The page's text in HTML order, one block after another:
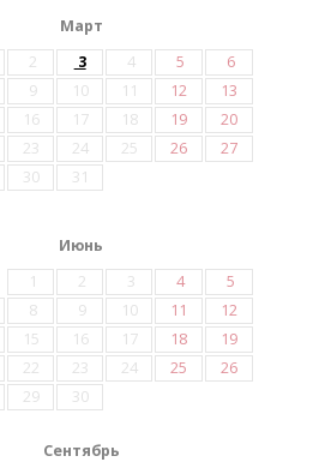
Март
2 3 4 5
6
9 10 11 12
13
16 17 18 19
20
23 24 25 26
27
30 31
Июнь
1
2 3 4
5
8 9 10 11
12
15 16 17 18
19
22 23 24 25
26
29 30
Сентябрь